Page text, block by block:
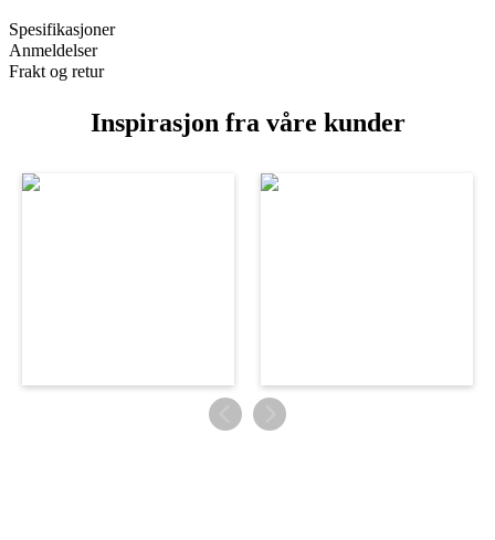
Spesifikasjoner
Anmeldelser
Frakt og retur
Inspirasjon fra våre kunder